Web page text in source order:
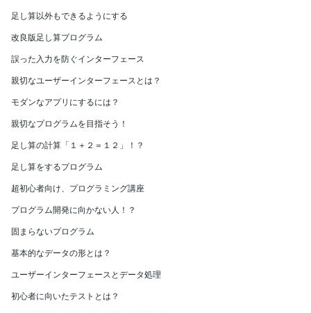
足し算以外もできるようにする
改良版足し算プログラム
誤った入力を防ぐインターフェース
親切なユーザーインターフェースとは？
モダンなアプリにするには？
親切なプログラムを目指そう！
足し算の計算「１＋２＝１２」！？
足し算をするプログラム
超初心者向け、プログラミング講座
プログラム開発に向かない人！？
固まらないプログラム
基本的なデータの形とは？
ユーザーインターフェースとデータ処理
初心者に向いたテストとは？